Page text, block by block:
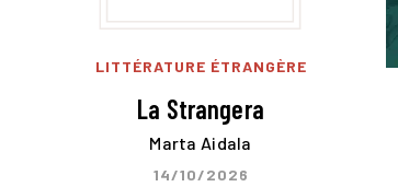
LITTÉRATURE ÉTRANGÈRE
La Strangera
Marta Aidala
14/10/2026